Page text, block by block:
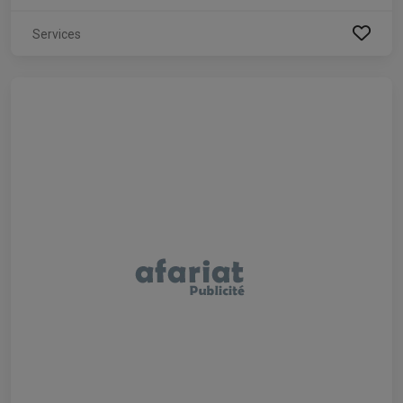
Services